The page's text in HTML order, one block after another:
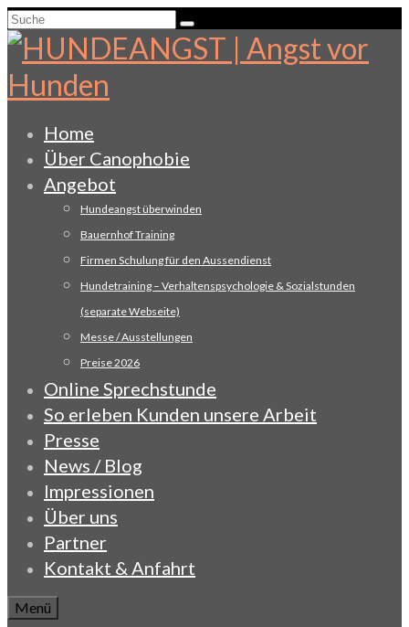
Suche
nach:
Home
Über Canophobie
Angebot
Hundeangst überwinden
Bauernhof Training
Firmen Schulung für den Aussendienst
Hundetraining – Verhaltenspsychologie & Sozialstunden
(separate Webseite)
Messe / Ausstellungen
Preise 2026
Online Sprechstunde
So erleben Kunden unsere Arbeit
Presse
News / Blog
Impressionen
Über uns
Partner
Kontakt & Anfahrt
Menü